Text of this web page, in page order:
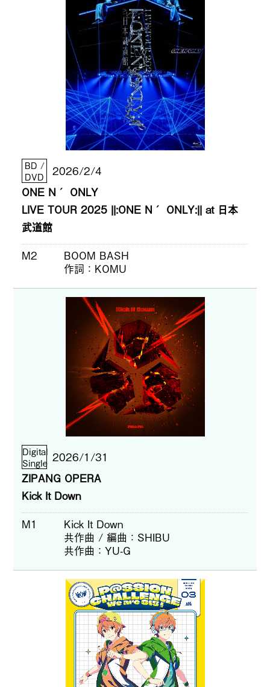
BD /
DVD
2026/2/4
ONE N´ ONLY
LIVE TOUR 2025 ||:ONE N´ ONLY:|| at 日本
武道館
M2
BOOM BASH
作詞
KOMU
Digital
Single 2026/1/31
ZIPANG OPERA
Kick It Down
M1
Kick It Down
共作曲 / 編曲
SHIBU
共作曲
YU-G